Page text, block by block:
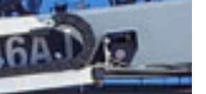
muy útil para trabajos en exterior ya que son
cualquier terreno y superar pendientes con